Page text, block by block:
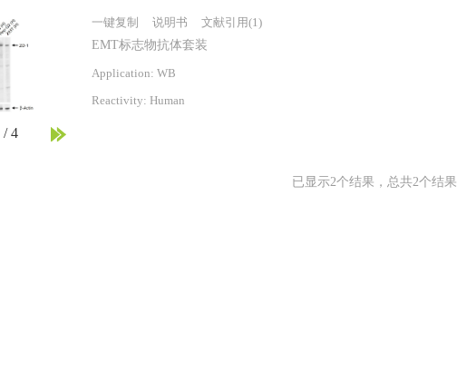
/4
一键复制 说明书 文献引用(1)
EMT标志物抗体套装
Application: WB
Reactivity: Human
已显示2个结果，总共2个结果